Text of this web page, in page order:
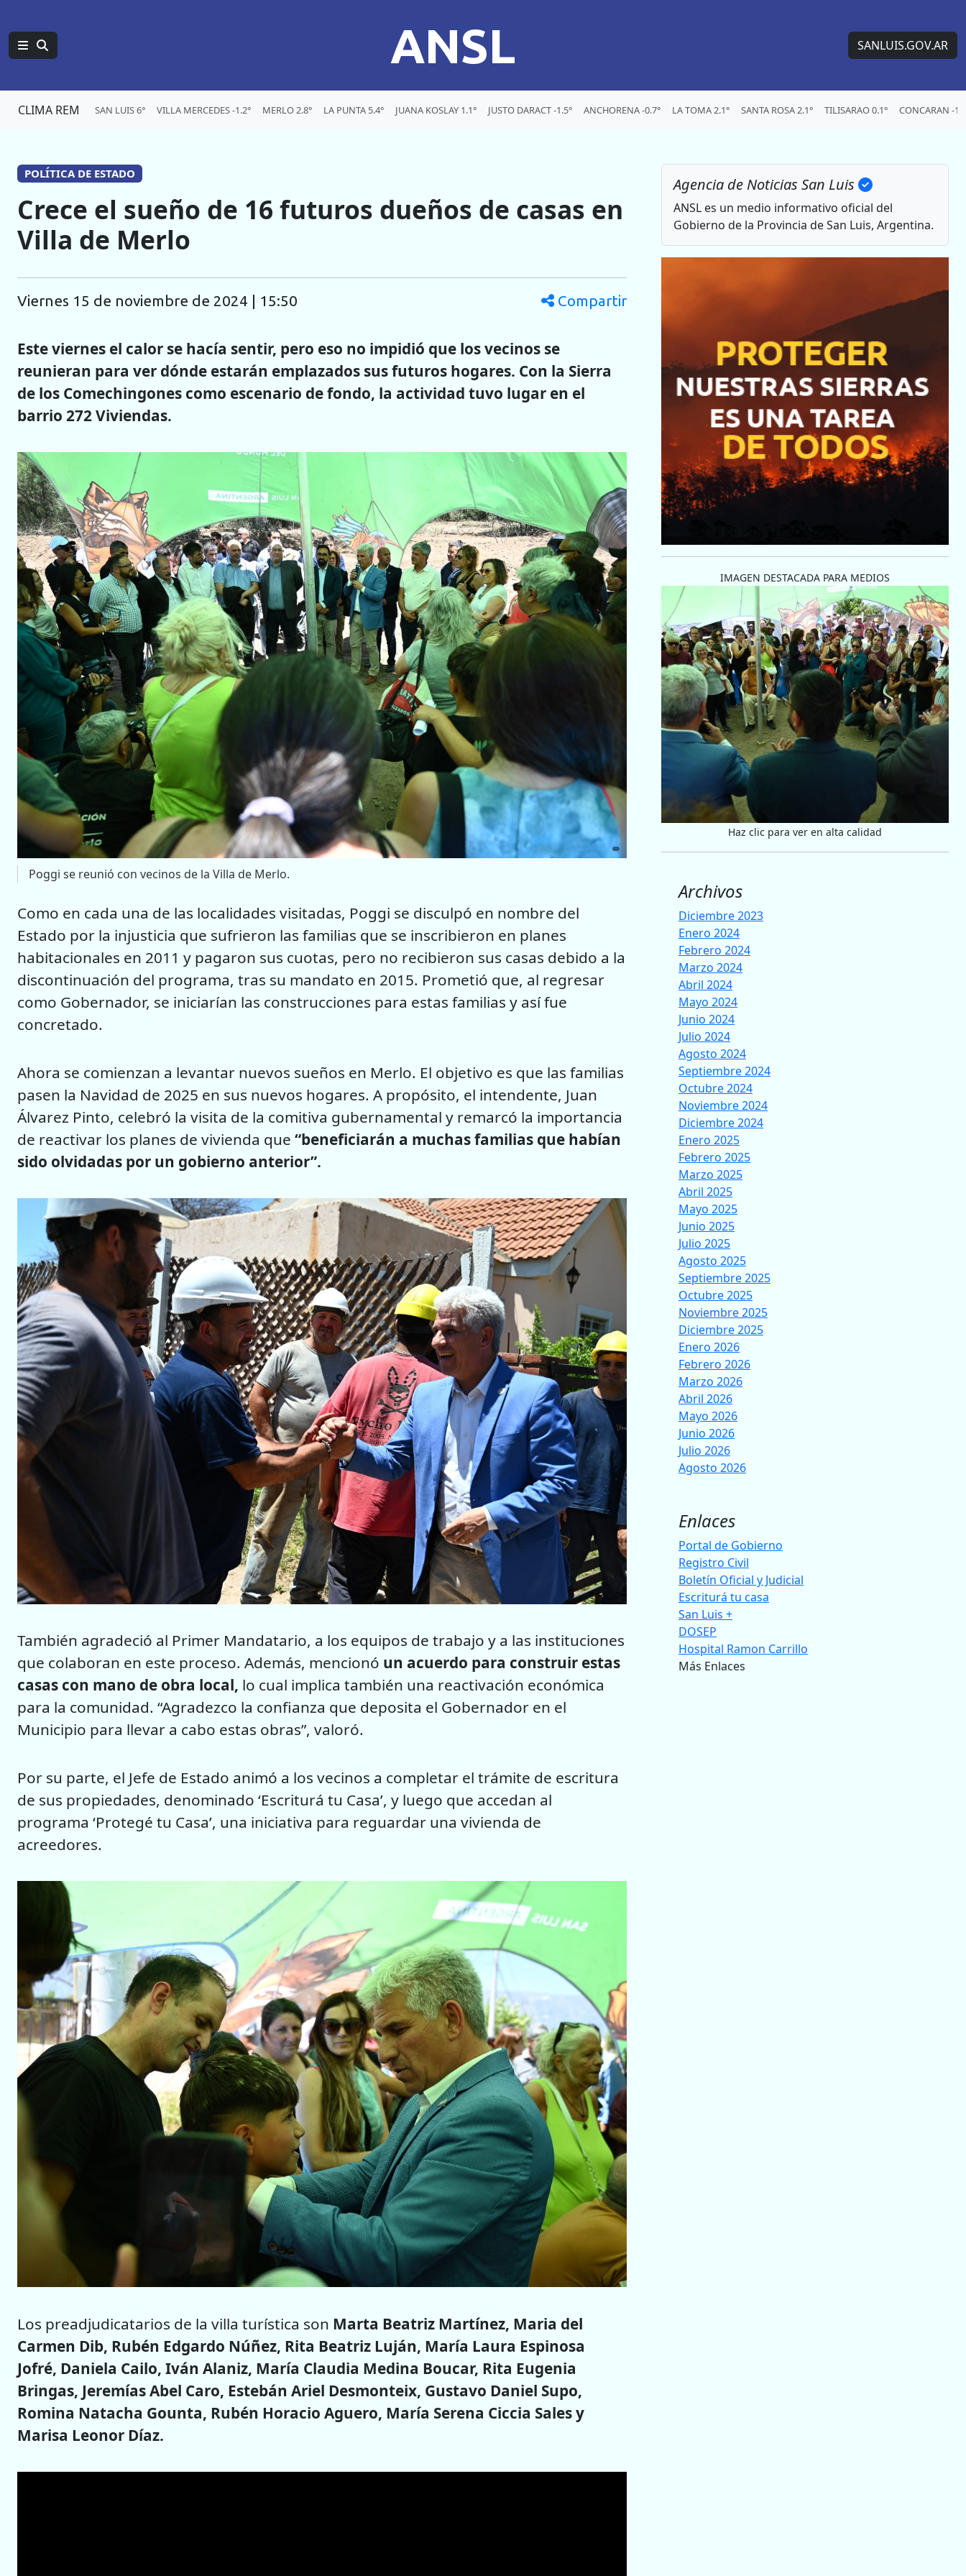
ANSL SANLUIS.GOV.AR
CLIMA REM SAN LUIS 6° VILLA MERCEDES -1.2° MERLO 2.8° LA PUNTA 5.4° JUANA KOSLAY 1.1° JUSTO DARACT -1.5° ANCHORENA -0.7° LA TOMA 2.1° SANTA ROSA 2.1° TILISARAO 0.1° CONCARAN -
POLÍTICA DE ESTADO
Crece el sueño de 16 futuros dueños de casas en
Villa de Merlo
viernes 15 de noviembre de 2024 | 15:50 Compartir
Este viernes el calor se hacía sentir, pero eso no impidió que los vecinos se
reunieran para ver dónde estarán emplazados sus futuros hogares. Con la Sierra
de los Comechingones como escenario de fondo, la actividad tuvo lugar en el
barrio 272 Viviendas.
Poggi se reunió con vecinos de la Villa de Merlo.
Como en cada una de las localidades visitadas, Poggi se disculpó en nombre del
Estado por la injusticia que sufrieron las familias que se inscribieron en planes
habitacionales en 2011 y pagaron sus cuotas, pero no recibieron sus casas debido a la
discontinuación del programa, tras su mandato en 2015. Prometió que, al regresar
como Gobernador, se iniciarían las construcciones para estas familias y así fue
concretado.
Ahora se comienzan a levantar nuevos sueños en Merlo. El objetivo es que las familias
pasen la Navidad de 2025 en sus nuevos hogares. A propósito, el intendente, Juan
Álvarez Pinto, celebró la visita de la comitiva gubernamental y remarcó la importancia
de reactivar los planes de vivienda que “beneficiarán a muchas familias que habían
sido olvidadas por un gobierno anterior”.
También agradeció al Primer Mandatario, a los equipos de trabajo y a las instituciones
que colaboran en este proceso. Además, mencionó un acuerdo para construir estas
casas con mano de obra local, lo cual implica también una reactivación económica
para la comunidad. “Agradezco la confianza que deposita el Gobernador en el
Municipio para llevar a cabo estas obras”, valoró.
Por su parte, el Jefe de Estado animó a los vecinos a completar el trámite de escritura
de sus propiedades, denominado ‘Escriturá tu Casa’, y luego que accedan al
programa ‘Protegé tu Casa’, una iniciativa para reguardar una vivienda de
acreedores.
Los preadjudicatarios de la villa turística son Marta Beatriz Martínez, Maria del
Carmen Dib, Rubén Edgardo Núñez, Rita Beatriz Luján, María Laura Espinosa
Jofré, Daniela Cailo, Iván Alaniz, María Claudia Medina Boucar, Rita Eugenia
Bringas, Jeremías Abel Caro, Estebán Ariel Desmonteix, Gustavo Daniel Supo,
Romina Natacha Gounta, Rubén Horacio Aguero, María Serena Ciccia Sales y
Marisa Leonor Díaz.
Agencia de Noticias San Luis
ANSL es un medio informativo oficial del
Gobierno de la Provincia de San Luis, Argentina.
IMAGEN DESTACADA PARA MEDIOS
Haz clic para ver en alta calidad
Archivos
Diciembre 2023
Enero 2024
Febrero 2024
Marzo 2024
Abril 2024
Mayo 2024
Junio 2024
Julio 2024
Agosto 2024
Septiembre 2024
Octubre 2024
Noviembre 2024
Diciembre 2024
Enero 2025
Febrero 2025
Marzo 2025
Abril 2025
Mayo 2025
Junio 2025
Julio 2025
Agosto 2025
Septiembre 2025
Octubre 2025
Noviembre 2025
Diciembre 2025
Enero 2026
Febrero 2026
Marzo 2026
Abril 2026
Mayo 2026
Junio 2026
Julio 2026
Agosto 2026
Enlaces
Portal de Gobierno
Registro Civil
Boletín Oficial y Judicial
Escriturá tu casa
San Luis +
DOSEP
Hospital Ramon Carrillo
Más Enlaces